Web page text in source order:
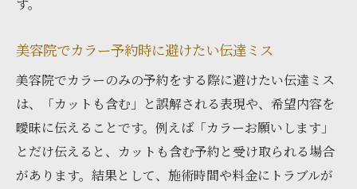
美容院でカラー予約時に避けたい伝達ミス
美容院でカラーのみの予約をする際に避けたい伝達ミス
は、「カットも含む」と誤解される表現や、希望内容を
曖昧に伝えることです。例えば「カラーお願いします」
とだけ伝えると、カットも含む予約と受け取られる場合
があります。結果として、施術時間や料金にトラブルが